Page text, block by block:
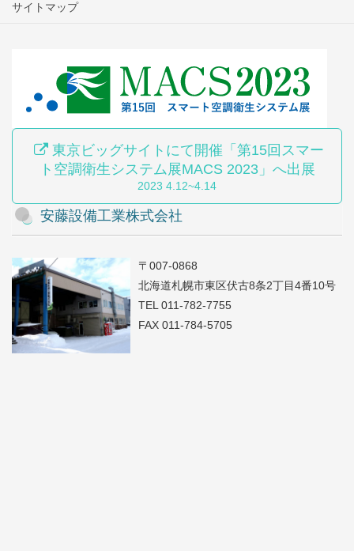
サイトマップ
東京ビッグサイトにて開催「第15回スマー
ト空調衛生システム展MACS 2023」へ出展
2023 4.12~4.14
安藤設備工業株式会社
〒007-0868
北海道札幌市東区伏古8条2丁目4番10号
TEL 011-782-7755
FAX 011-784-5705